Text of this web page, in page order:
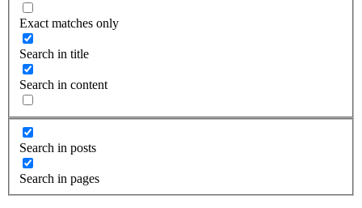
Exact matches only
Search in title
Search in content
Search in posts
Search in pages